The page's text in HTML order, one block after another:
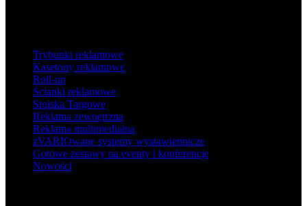
Trybunki reklamowe
Kasetony reklamowe
Roll-up
Ścianki reklamowe
Stoiska Targowe
Reklama zewnętrzna
Reklama multimedialna
zVARIOwane systemy wystawiennicze
Gotowe zestawy na eventy i konferencje
Nowości